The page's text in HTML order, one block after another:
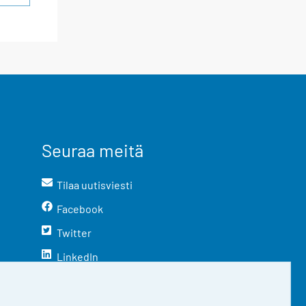
Seuraa meitä
Tilaa uutisviesti
Facebook
Twitter
LinkedIn